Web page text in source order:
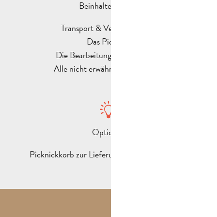
Beinhaltet nicht :
Transport & Versicherungen
Das Picknick
Die Bearbeitungsgebühr (15 €)
Alle nicht erwähnten Leistungen
Optional:
Picknickkorb zur Lieferung ab 13€ pro Person.